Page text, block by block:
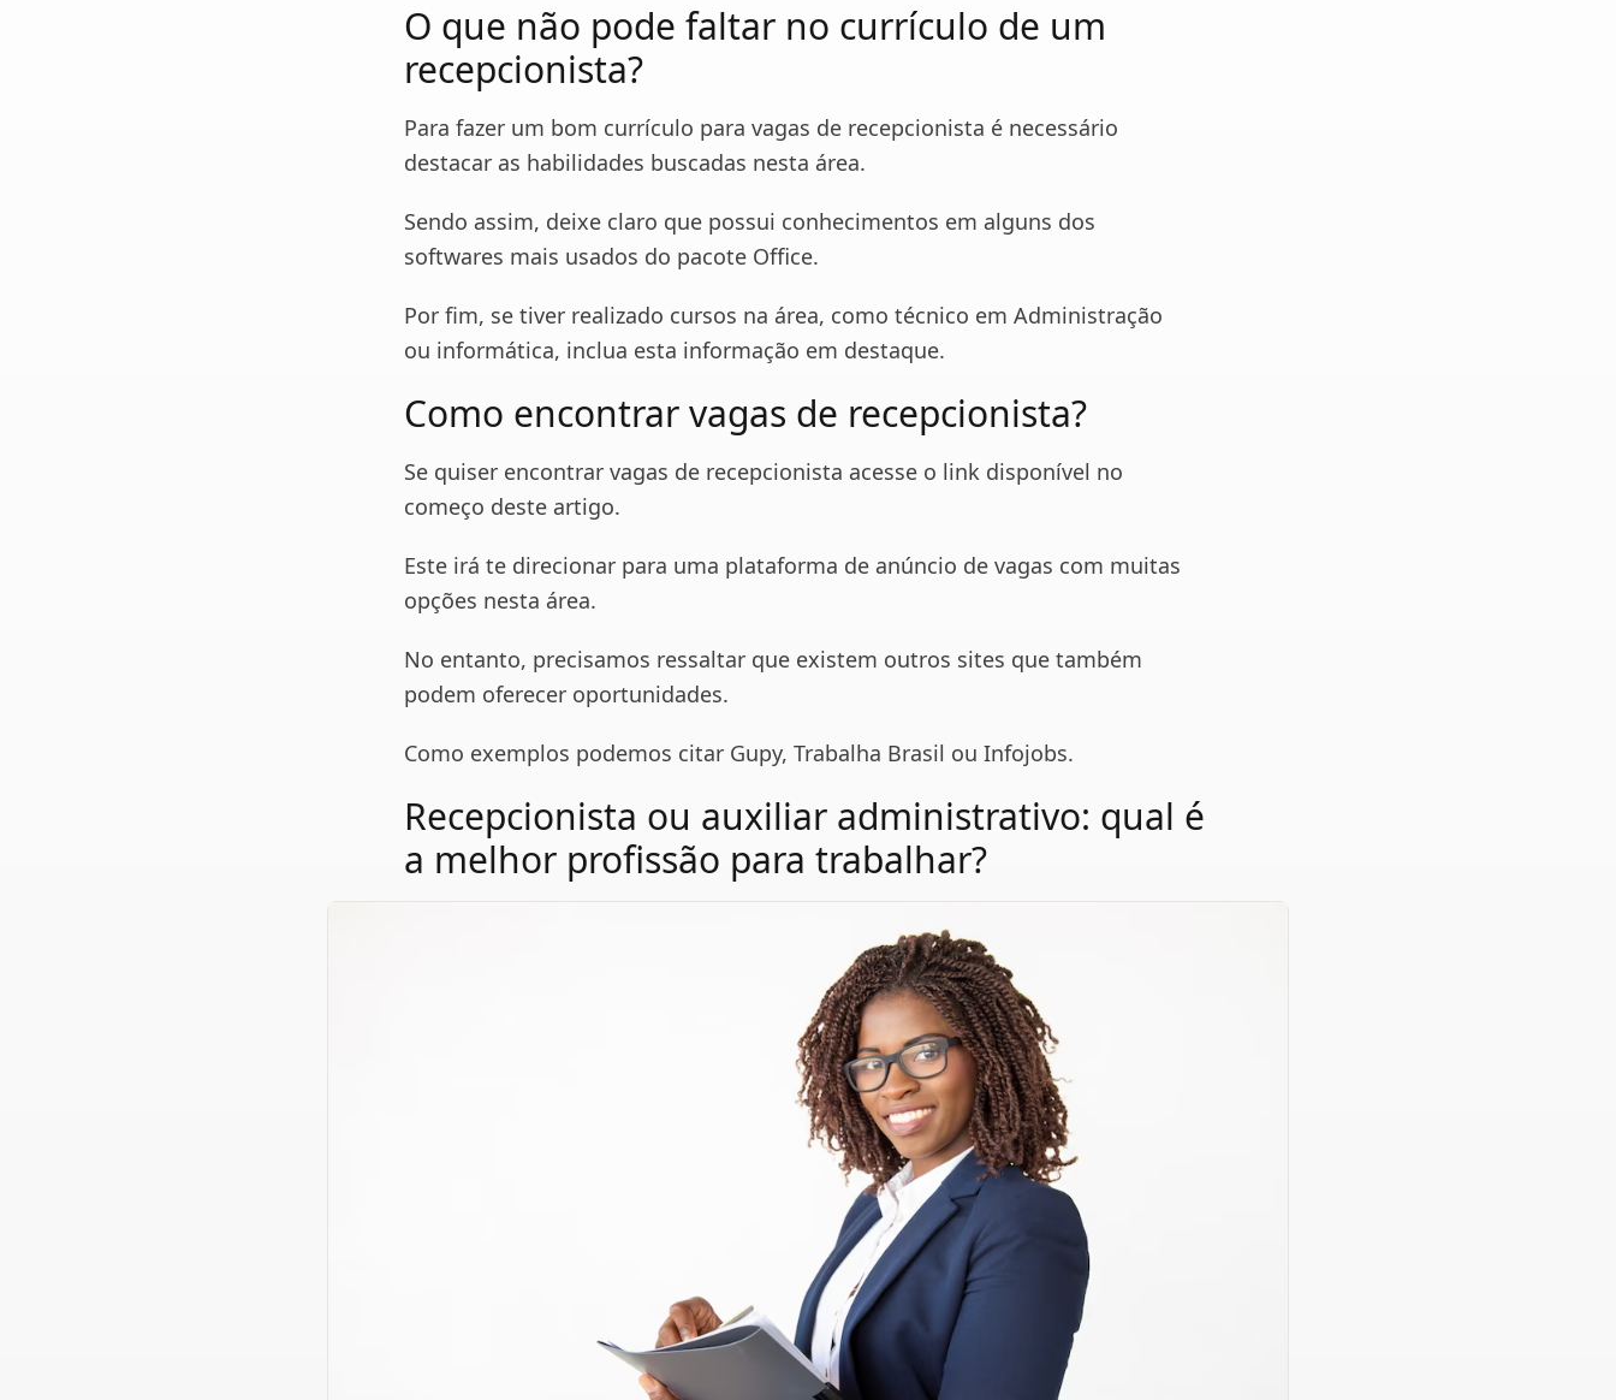
O que não pode faltar no currículo de um
recepcionista?
Para fazer um bom currículo para vagas de recepcionista é necessário
destacar as habilidades buscadas nesta área.
Sendo assim, deixe claro que possui conhecimentos em alguns dos
softwares mais usados do pacote Office.
Por fim, se tiver realizado cursos na área, como técnico em Administração
ou informática, inclua esta informação em destaque.
Como encontrar vagas de recepcionista?
Se quiser encontrar vagas de recepcionista acesse o link disponível no
começo deste artigo.
Este irá te direcionar para uma plataforma de anúncio de vagas com muitas
opções nesta área.
No entanto, precisamos ressaltar que existem outros sites que também
podem oferecer oportunidades.
Como exemplos podemos citar Gupy, Trabalha Brasil ou Infojobs.
Recepcionista ou auxiliar administrativo: qual é
a melhor profissão para trabalhar?